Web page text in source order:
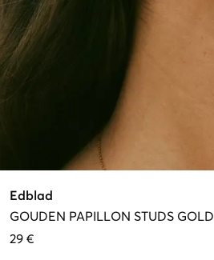
Edblad
GOUDEN PAPILLON STUDS GOLD
29 €